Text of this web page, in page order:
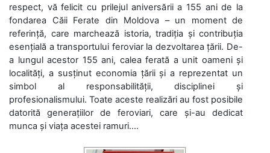
respect, vă felicit cu prilejul aniversării a 155 ani de la
fondarea Căii Ferate din Moldova – un moment de
referință, care marchează istoria, tradiția și contribuția
esențială a transportului feroviar la dezvoltarea țării. De-
a lungul acestor 155 ani, calea ferată a unit oameni și
localități, a susținut economia țării și a reprezentat un
simbol al responsabilității, disciplinei și
profesionalismului. Toate aceste realizări au fost posibile
datorită generațiilor de feroviari, care și-au dedicat
munca și viața acestei ramuri....